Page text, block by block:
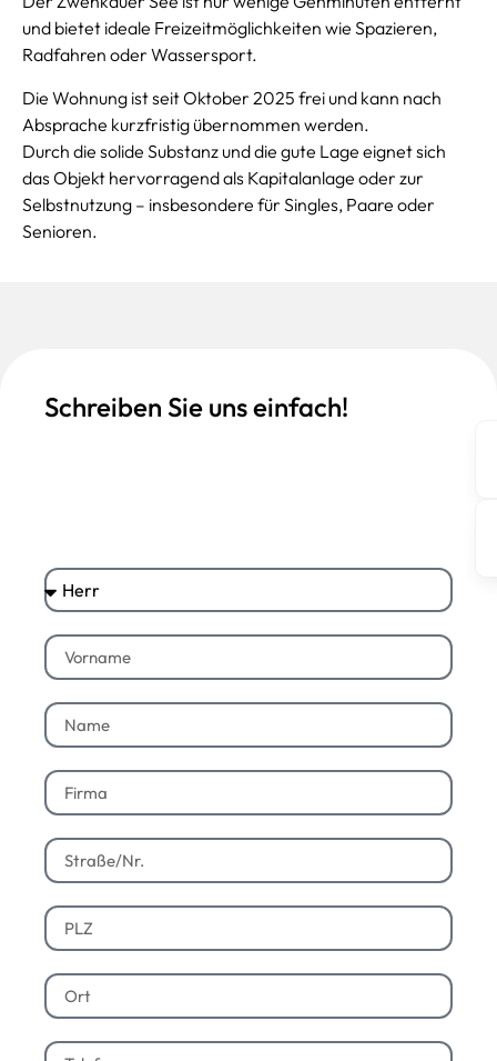
und bietet ideale Freizeitmöglichkeiten wie Spazieren,
Radfahren oder Wassersport.
Die Wohnung ist seit Oktober 2025 frei und kann nach
Absprache kurzfristig übernommen werden.
Durch die solide Substanz und die gute Lage eignet sich
das Objekt hervorragend als Kapitalanlage oder zur
Selbstnutzung – insbesondere für Singles, Paare oder
Senioren.
Schreiben Sie uns einfach!